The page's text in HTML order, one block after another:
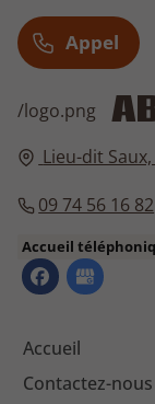
/logo.png
Lieu-dit
09 74 56 16 82
Accueil
Accueil
Contactez-nous
Appel